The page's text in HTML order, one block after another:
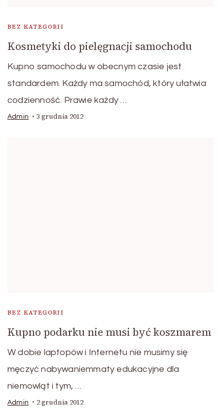
BEZ KATEGORII
Kosmetyki do pielęgnacji samochodu
Kupno samochodu w obecnym czasie jest
standardem. Każdy ma samochód, który ułatwia
codzienność. Prawie każdy …
Admin 3 grudnia 2012
BEZ KATEGORII
Kupno podarku nie musi być koszmarem
W dobie laptopów i Internetu nie musimy się
męczyć nabywaniemmaty edukacyjne dla
niemowląt i tym, …
Admin 2 grudnia 2012